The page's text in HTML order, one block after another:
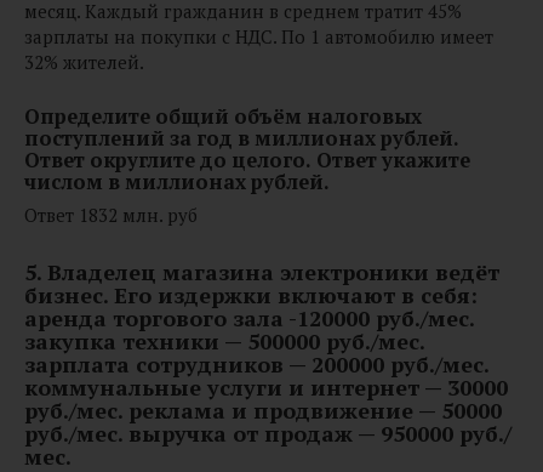
месяц. Каждый гражданин в среднем тратит 45%
зарплаты на покупки с НДС. По 1 автомобилю имеет
32% жителей.
Определите общий объём налоговых
поступлений за год в миллионах рублей.
Ответ округлите до целого. Ответ укажите
числом в миллионах рублей.
Ответ 1832 млн. руб
5. Владелец магазина электроники ведёт
бизнес. Его издержки включают в себя:
аренда торгового зала -120000 руб./мес.
закупка техники — 500000 руб./мес.
зарплата сотрудников — 200000 руб./мес.
коммунальные услуги и интернет — 30000
руб./мес. реклама и продвижение — 50000
руб./мес. выручка от продаж — 950000 руб./
мес.